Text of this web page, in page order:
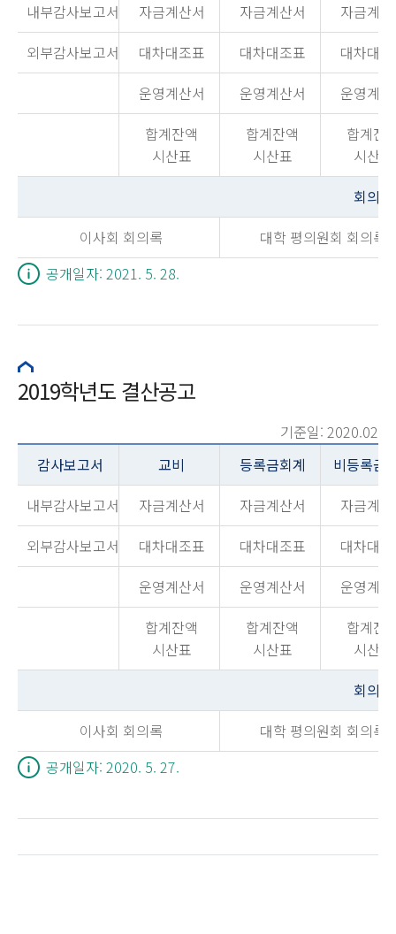
내부감사보고서
자금계산서 자금계산서
자금계
외부감사보고서
대차대조표 대차대조표
대차대
운영계산서
운영계산서
운영계
합계잔액
시산표
합계잔액
시산표
합계잔
시산표
회의록
이사회 회의록
대학 평의원회 회의록
공개일자: 2021. 5. 28.
2019학년도 결산공고
기준일: 2020.02
감사보고서
교비 등록금회계
비등록금
내부감사보고서
자금계산서 자금계산서
자금계
외부감사보고서
대차대조표 대차대조표
대차대
운영계산서
운영계산서
운영계
합계잔액
시산표
합계잔액
시산표
합계잔
시산표
회의록
이사회 회의록
대학 평의원회 회의록
공개일자: 2020. 5. 27.